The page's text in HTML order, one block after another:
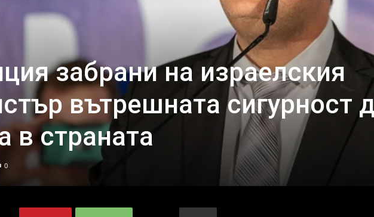
забрани на израелския
вътрешната сигурност
в страната
0